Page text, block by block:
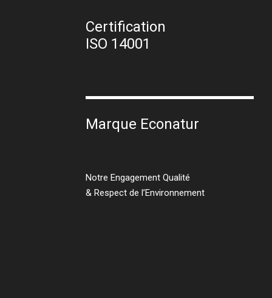
Certification
ISO 14001
Marque Econatur
Notre Engagement Qualité
& Respect de l’Environnement